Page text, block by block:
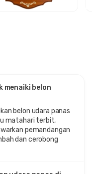
menaiki belon
belon udara panas
matahari terbit,
pemandangan
dan cerobong